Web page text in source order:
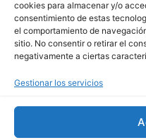
cookies para almacenar y/o
consentimiento de estas
el comportamiento de
sitio. No consentir o retirar el
negativamente a ciertas
Gestionar los servicios
A partir de las
De Lunes a Sábado
977 300 763